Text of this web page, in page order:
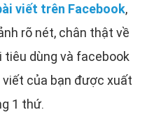
viết trên Facebook,
rõ nét, chân thật về
dùng và facebook
của bạn được xuất
1 thứ.